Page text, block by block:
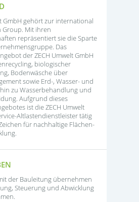
GmbH gehört zur international
Group. Mit ihren
repräsentiert sie die Sparte
Das
der ZECH Umwelt GmbH
biologischer
Bodenwäsche über
sowie Erd-, Wasser- und
zu Wasserbehandlung und
Aufgrund dieses
ist die ZECH Umwelt
Altlastendienstleister tätig
für nachhaltige Flächen-
der Bauleitung übernehmen
Steuerung und Abwicklung